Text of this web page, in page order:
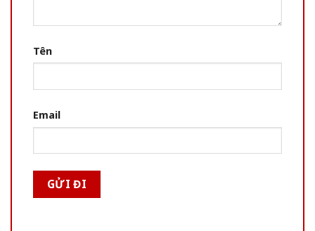
Tên
Email